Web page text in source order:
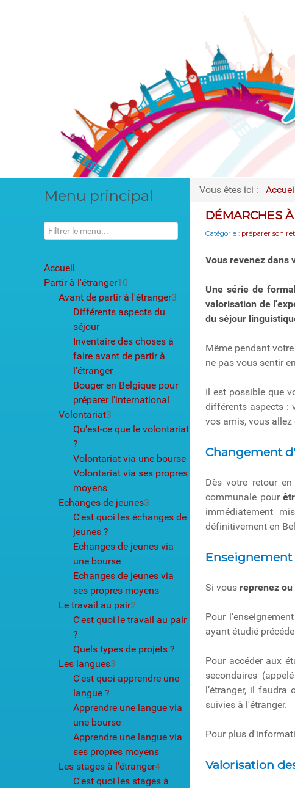
Menu principal
Accueil
Partir à l'étranger10
Avant de partir à l'étranger3
Différents aspects du
séjour
Inventaire des choses à
faire avant de partir à
l'étranger
Bouger en Belgique pour
préparer l'international
Volontariat3
Qu'est-ce que le volontariat
?
Volontariat via une bourse
Volontariat via ses propres
moyens
Echanges de jeunes3
C'est quoi les échanges de
jeunes ?
Echanges de jeunes via
une bourse
Echanges de jeunes via
ses propres moyens
Le travail au pair2
C'est quoi le travail au pair
?
Quels types de projets ?
Les langues3
C'est quoi apprendre une
langue ?
Apprendre une langue via
une bourse
Apprendre une langue via
ses propres moyens
Les stages à l'étranger4
C'est quoi les stages à
Vous êtes ici :
DÉMARCHES
Catégorie : préparer son
Vous revenez dans
Une série de
valorisation de
du séjour
Même pendant
ne pas vous sentir
Il est possible que
différents aspects :
vos amis, vous
Changement
Dès votre retour
communale pour
immédiatement
définitivement en
Enseignement
Si vous reprenez
Pour
ayant étudié
Pour accéder aux
secondaires
l’étranger, il faudra
suivies à l'étranger.
Pour plus
Valorisation